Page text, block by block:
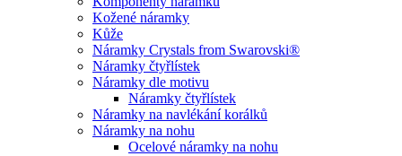
Kožené náramky
Kůže
Náramky Crystals from Swarovski®
Náramky čtyřlístek
Náramky dle motivu
Náramky čtyřlístek
Náramky na navlékání korálků
Náramky na nohu
Ocelové náramky na nohu